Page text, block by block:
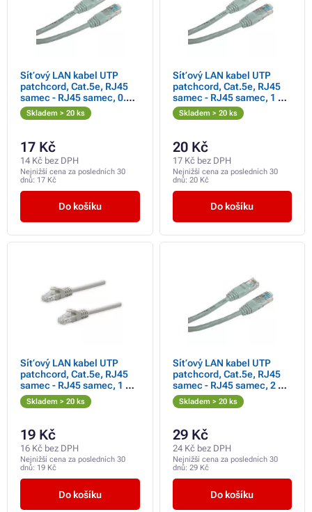
Síťový LAN kabel UTP
patchcord, Cat.5e, RJ45
samec - RJ45 samec, 0.5
m, nestíněný, šedý,
economy, DOPRODEJ
Skladem > 20 ks
17 Kč
14 Kč bez DPH
Nejnižší cena za posledních 30
dnů: 17 Kč
Do košíku
Síťový LAN kabel UTP
patchcord, Cat.5e, RJ45
samec - RJ45 samec, 1 m,
nestíněný, šedý, Logo
LOGO bag, DOPRODEJ
Skladem > 20 ks
20 Kč
17 Kč bez DPH
Nejnižší cena za posledních 30
dnů: 20 Kč
Do košíku
Síťový LAN kabel UTP
patchcord, Cat.5e, RJ45
samec - RJ45 samec, 1 m,
nestíněný, šedý, čistá
měď, economy,
Skladem > 20 ks
19 Kč
16 Kč bez DPH
Nejnižší cena za posledních 30
dnů: 19 Kč
Do košíku
Síťový LAN kabel UTP
patchcord, Cat.5e, RJ45
samec - RJ45 samec, 2 m,
nestíněný, šedý, Logo
LOGO bag
Skladem > 20 ks
29 Kč
24 Kč bez DPH
Nejnižší cena za posledních 30
dnů: 29 Kč
Do košíku